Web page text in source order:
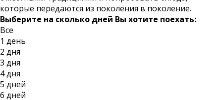
которые передаются из поколения в поколение.
Выберите на сколько дней Вы хотите поехать:
Все
1 день
2 дня
3 дня
4 дня
5 дней
6 дней